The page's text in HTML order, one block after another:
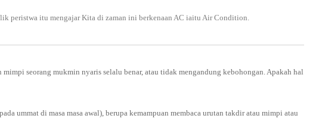
peristwa itu mengajar Kita di zaman ini berkenaan AC iaitu Air Condition.
seorang mukmin nyaris selalu benar, atau tidak mengandung kebohongan. Apakah hal
ummat di masa masa awal), berupa kemampuan membaca urutan takdir atau mimpi atau